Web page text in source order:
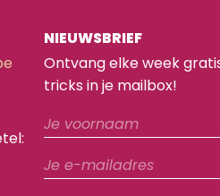
NIEUWSBRIEF
Ontvang elke week
tricks in je mailbox!